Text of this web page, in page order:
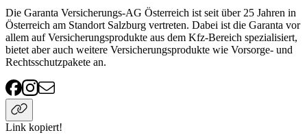
Die Garanta Versicherungs-AG Österreich ist seit über 25 Jahren in
Österreich am Standort Salzburg vertreten. Dabei ist die Garanta vor
allem auf Versicherungsprodukte aus dem Kfz-Bereich spezialisiert,
bietet aber auch weitere Versicherungsprodukte wie Vorsorge- und
Rechtsschutzpakete an.
Link kopiert!